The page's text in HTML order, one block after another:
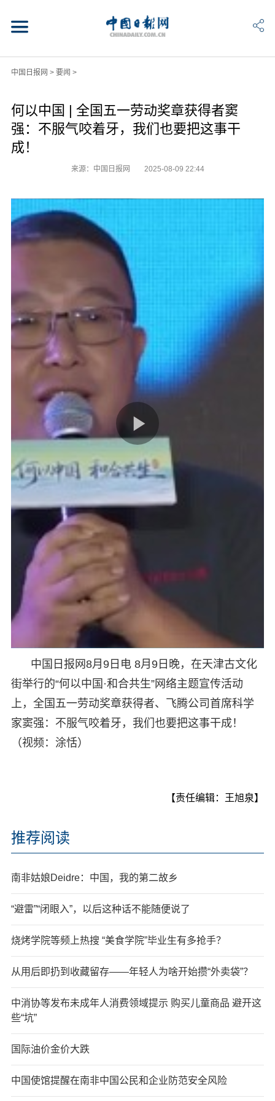
中国日报网 > 要闻 >
何以中国 | 全国五一劳动奖章获得者窦
强：不服气咬着牙，我们也要把这事干
成！
来源：中国日报网 2025-08-09 22:44
中国日报网8月9日电 8月9日晚，在天津古文化
街举行的“何以中国·和合共生”网络主题宣传活动
上，全国五一劳动奖章获得者、飞腾公司首席科学
家窦强：不服气咬着牙，我们也要把这事干成！
（视频：涂恬）
【责任编辑：王旭泉】
推荐阅读
南非姑娘Deidre：中国，我的第二故乡
“避雷”“闭眼入”，以后这种话不能随便说了
烧烤学院等频上热搜 “美食学院”毕业生有多抢手？
从用后即扔到收藏留存——年轻人为啥开始攒“外卖袋”？
中消协等发布未成年人消费领域提示 购买儿童商品 避开这
些“坑”
国际油价金价大跌
中国使馆提醒在南非中国公民和企业防范安全风险